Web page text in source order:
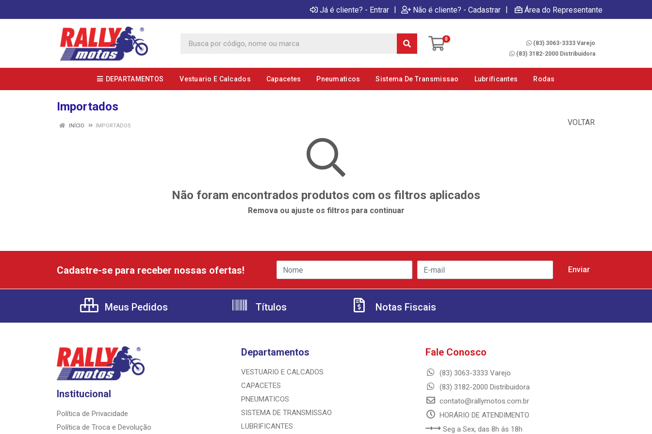
Já é cliente? - Entrar | Não é cliente? - Cadastrar | Área do Representante
0
(83) 3063-3333 Varejo
(83) 3182-2000 Distribuidora
DEPARTAMENTOS Vestuario E Calcados Capacetes Pneumaticos Sistema De Transmissao Lubrificantes Rodas
Importados
VOLTAR
INÍCIO IMPORTADOS
Não foram encontrados produtos com os filtros aplicados
Remova ou ajuste os filtros para continuar
Cadastre-se para receber nossas ofertas!
Meus Pedidos Títulos Notas Fiscais
Institucional
Política de Privacidade
Política de Troca e Devolução
Departamentos
VESTUARIO E CALCADOS
CAPACETES
PNEUMATICOS
SISTEMA DE TRANSMISSAO
LUBRIFICANTES
Fale Conosco
(83) 3063-3333 Varejo
(83) 3182-2000 Distribuidora
contato@rallymotos.com.br
HORÁRIO DE ATENDIMENTO
Seg a Sex, das 8h ás 18h